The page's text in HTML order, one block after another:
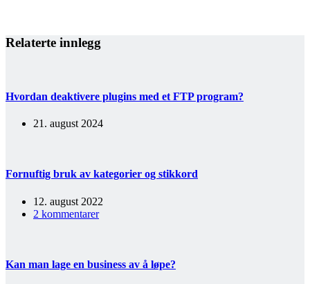
Relaterte innlegg
Hvordan deaktivere plugins med et FTP program?
21. august 2024
Fornuftig bruk av kategorier og stikkord
12. august 2022
2 kommentarer
Kan man lage en business av å løpe?